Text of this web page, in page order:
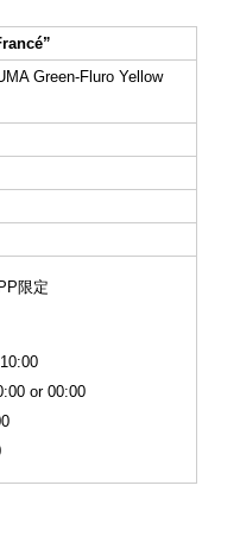
Green-Fluro Yellow
限定
or 00:00